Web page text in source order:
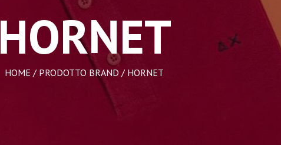
HORNET
HOME / PRODOTTO BRAND / HORNET